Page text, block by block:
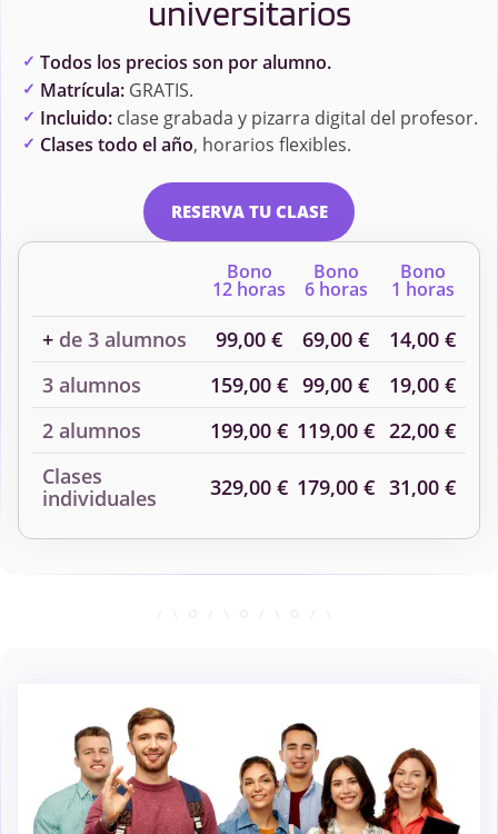
universitarios
Todos los precios son por alumno.
Matrícula:GRATIS.
Incluido:clase grabada y pizarra digital del profesor.
Clases todo el año, horarios flexibles.
RESERVA TU CLASE
Bono
12 horas
Bono
6 horas
Bono
1 horas
+ de 3 alumnos 99,00 € 69,00 €
14,00 €
3 alumnos
159,00 € 99,00 €
19,00 €
2 alumnos
199,00 € 119,00 € 22,00 €
Clases
individuales
329,00 € 179,00 € 31,00 €